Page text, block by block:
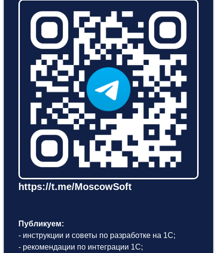
https://t.me/MoscowSoft
Публикуем:
- инструкции и советы по разработке на 1С;
- рекомендации по интеграции 1С;